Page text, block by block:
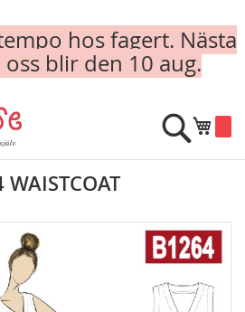
hos fagert. Nästa
blir den 10 aug.
Min
Sök